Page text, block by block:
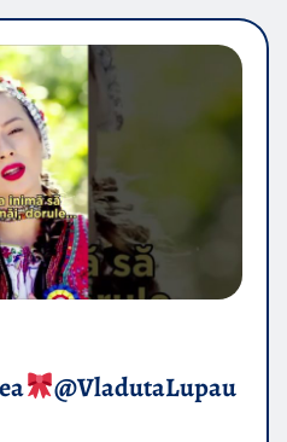
​@VladutaLupau